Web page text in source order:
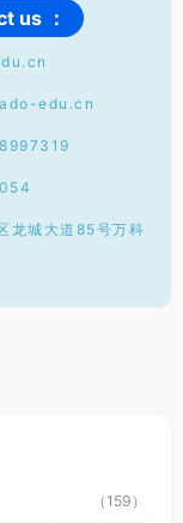
us ：
edu.cn
龙城大道85号万科
（159）